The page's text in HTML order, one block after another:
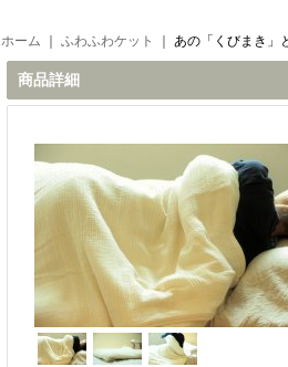
ホーム ふわふわケット あの「くびまき」
商品詳細